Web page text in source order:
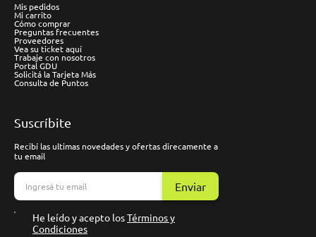
Mis pedidos
Mi carrito
Cómo comprar
Preguntas frecuentes
Proveedores
Vea su ticket aquí
Trabaje con nosotros
Portal GDU
Solicitá la Tarjeta Más
Consulta de Puntos
Suscríbite
Recibí las ultimas novedades y ofertas direcamente a
tu email
Enviar
He leído y acepto losTérminos y
Condiciones